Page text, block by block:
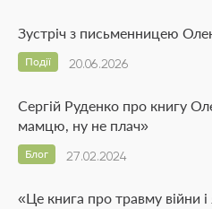
Зустріч з письменницею
20.06.2026
Події
Сергій Руденко про книгу
мамцю, ну не плач»
27.02.2024
Блог
«Це книга про травму війни